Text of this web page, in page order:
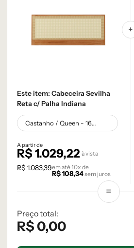
Este item: Cabeceira Sevilha
Reta c/ Palha Indiana
A partir de
R$1.029,22 à vista
R$ 1.083,39em até10x de
R$108,34sem juros
Preço total:
R$0,00